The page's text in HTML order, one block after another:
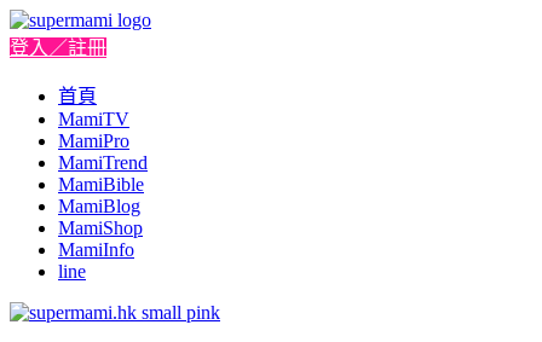
登入／註冊
首頁
MamiTV
MamiPro
MamiTrend
MamiBible
MamiBlog
MamiShop
MamiInfo
line